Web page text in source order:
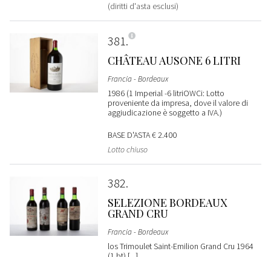
(diritti d'asta esclusi)
381
CHÂTEAU AUSONE 6 LITRI
Francia - Bordeaux
1986 (1 Imperial -6 litriOWCi: Lotto
proveniente da impresa, dove il valore di
aggiudicazione è soggetto a IVA.)
BASE D'ASTA€ 2.400
Lotto chiuso
382
SELEZIONE BORDEAUX
GRAND CRU
Francia - Bordeaux
los Trimoulet Saint-Emilion Grand Cru 1964